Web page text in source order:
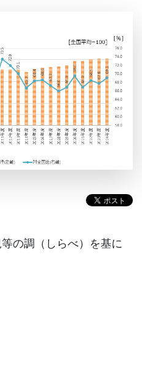
の調（しらべ）を基に